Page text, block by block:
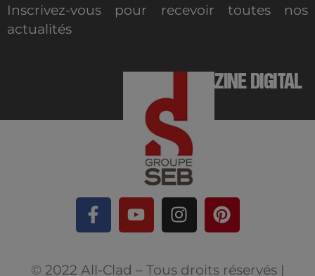
Inscrivez-vous pour recevoir toutes nos
actualités
MAGAZINE DIGITAL
© 2022 All-Clad – Tous droits réservés |